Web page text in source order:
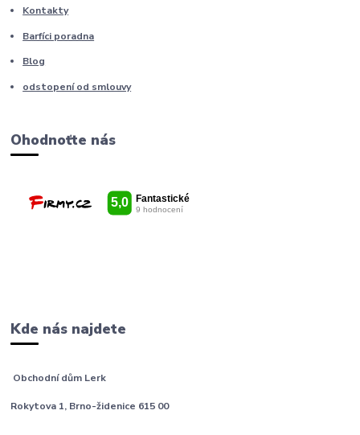
Kontakty
Barfíci poradna
Blog
odstopení od smlouvy
Ohodnoťte nás
Kde nás najdete
Obchodní dům Lerk
Rokytova 1, Brno-židenice 615 00